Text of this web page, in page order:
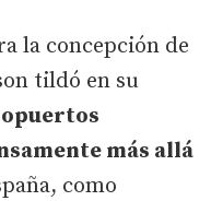
la concepción de
tildó en su
más allá
como